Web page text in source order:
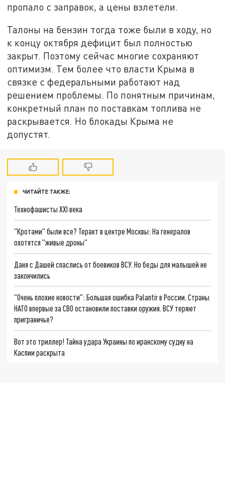
пропало с заправок, а цены взлетели.
Талоны на бензин тогда тоже были в ходу, но
к концу октября дефицит был полностью
закрыт. Поэтому сейчас многие сохраняют
оптимизм. Тем более что власти Крыма в
связке с федеральными работают над
решением проблемы. По понятным причинам,
конкретный план по поставкам топлива не
раскрывается. Но блокады Крыма не
допустят.
ЧИТАЙТЕ ТАКЖЕ:
Технофашисты XXI века
"Кротами" были все? Теракт в центре Москвы: На генералов
охотятся "живые дроны"
Даня с Дашей спаслись от боевиков ВСУ. Но беды для малышей не
закончились
"Очень плохие новости": Большая ошибка Palantir в России. Страны
НАТО впервые за СВО остановили поставки оружия. ВСУ теряют
приграничье?
Вот это триллер! Тайна удара Украины по иранскому судну на
Каспии раскрыта